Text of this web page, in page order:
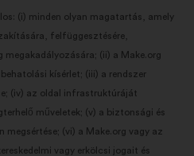
(i) minden olyan magatartás, amely
felfüggesztésére,
(ii) a Make.org
kísérlet; (iii) a rendszer
(iv) az oldal infrastruktúráját
műveletek; (v) a biztonsági és
megsértése; (vi) a Make.org vagy az
vagy erkölcsi jogait és